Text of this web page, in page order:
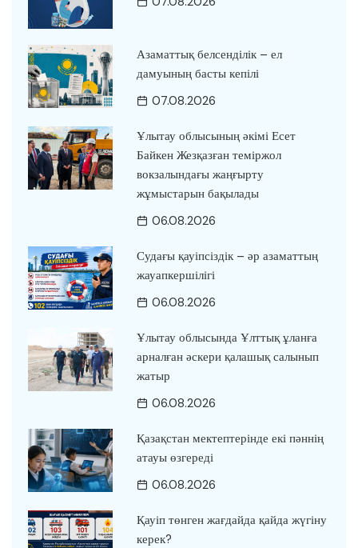
Азаматтық белсенділік – ел
дамуының басты кепілі
07.08.2026
Ұлытау облысының әкімі Есет
Байкен Жезқазған теміржол
вокзалындағы жаңғырту
жұмыстарын бақылады
06.08.2026
Судағы қауіпсіздік – әр азаматтың
жауапкершілігі
06.08.2026
Ұлытау облысында Ұлттық ұланға
арналған әскери қалашық салынып
жатыр
06.08.2026
Қазақстан мектептерінде екі пәннің
атауы өзгереді
06.08.2026
Қауіп төнген жағдайда қайда жүгіну
керек?